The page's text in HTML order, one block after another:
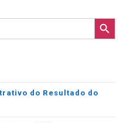
SEARCH BUTTON
do Resultado do